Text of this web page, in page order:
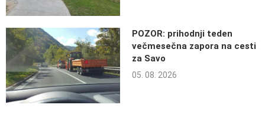
POZOR: prihodnji teden
večmesečna zapora na cesti
za Savo
05. 08. 2026